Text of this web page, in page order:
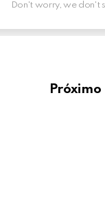
Don't worry, we don't